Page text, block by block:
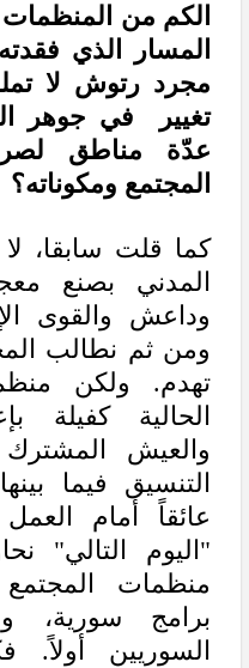
الكم من المنظمات
المسار الذي
مجرد رتوش لا
تغيير في جوهر
عدّة مناطق
المجتمع ومكوناته؟
كما قلت سابقا،
المدني بصنع
وداعش والقوى
ومن ثم نطالب
تهدم. ولكن
الحالية كفيلة
والعيش
التنسيق فيما
عائقاً أمام
"اليوم التالي"
منظمات
برامج
السوريين أولاً.